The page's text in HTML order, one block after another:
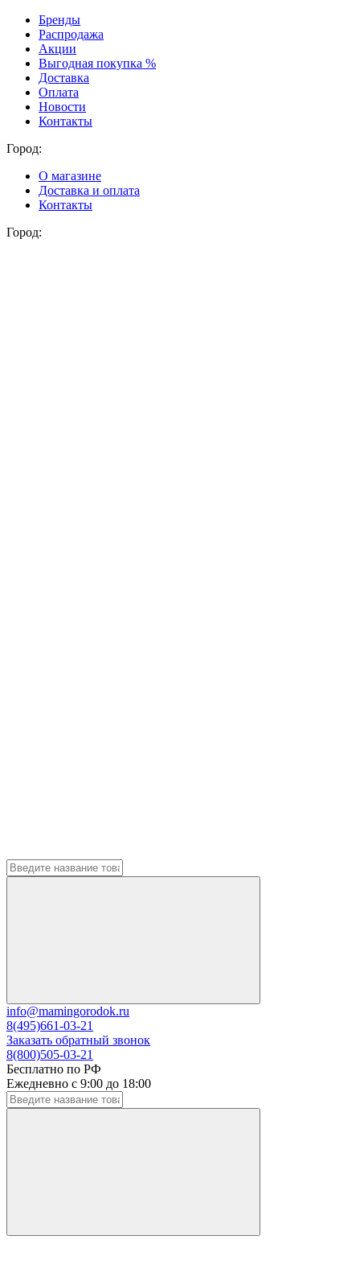
Бренды
Распродажа
Акции
Выгодная покупка %
Доставка
Оплата
Новости
Контакты
Город:
О магазине
Доставка и оплата
Контакты
Город:
info@mamingorodok.ru
8(495)661-03-21
Заказать обратный звонок
8(800)505-03-21
Бесплатно по РФ
Ежедневно с 9:00 до 18:00